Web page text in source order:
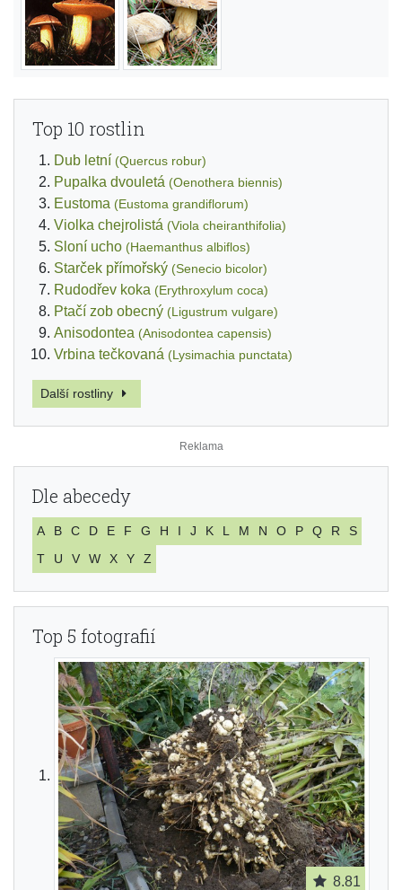
Top 10 rostlin
Dub letní (Quercus robur)
Pupalka dvouletá (Oenothera biennis)
Eustoma (Eustoma grandiflorum)
Violka chejrolistá (Viola cheiranthifolia)
Sloní ucho (Haemanthus albiflos)
Starček přímořský (Senecio bicolor)
Rudodřev koka (Erythroxylum coca)
Ptačí zob obecný (Ligustrum vulgare)
Anisodontea (Anisodontea capensis)
Vrbina tečkovaná (Lysimachia punctata)
Další rostliny
Dle abecedy
A B C D E F G H I J K L M N O P Q R
S
T
U V W X Y Z
Top 5 fotografií
8.81